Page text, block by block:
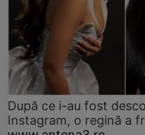
După ce i-au fost
Instagram, o regină a